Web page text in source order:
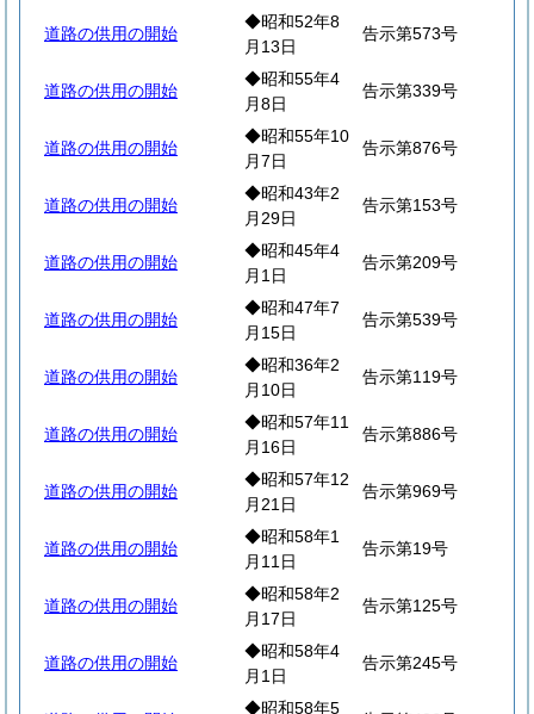
道路の供用の開始
◆昭和52年8
月13日
告示第573号
道路の供用の開始
◆昭和55年4
月8日
告示第339号
道路の供用の開始
◆昭和55年10
月7日
告示第876号
道路の供用の開始
◆昭和43年2
月29日
告示第153号
道路の供用の開始
◆昭和45年4
月1日
告示第209号
道路の供用の開始
◆昭和47年7
月15日
告示第539号
道路の供用の開始
◆昭和36年2
月10日
告示第119号
道路の供用の開始
◆昭和57年11
月16日
告示第886号
道路の供用の開始
◆昭和57年12
月21日
告示第969号
道路の供用の開始
◆昭和58年1
月11日
告示第19号
道路の供用の開始
◆昭和58年2
月17日
告示第125号
道路の供用の開始
◆昭和58年4
月1日
告示第245号
◆昭和58年5